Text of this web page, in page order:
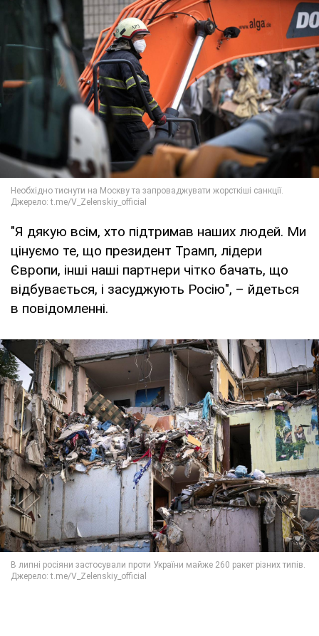
"Я дякую всім, хто підтримав наших людей. Ми
цінуємо те, що президент Трамп, лідери
Європи, інші наші партнери чітко бачать, що
відбувається, і засуджують Росію", – йдеться
в повідомленні.